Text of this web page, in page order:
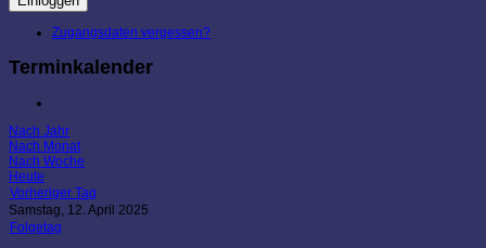
Zugangsdaten vergessen?
Terminkalender
Nach Jahr
Nach Monat
Nach Woche
Heute
Vorheriger Tag
Samstag, 12. April 2025
Folgetag